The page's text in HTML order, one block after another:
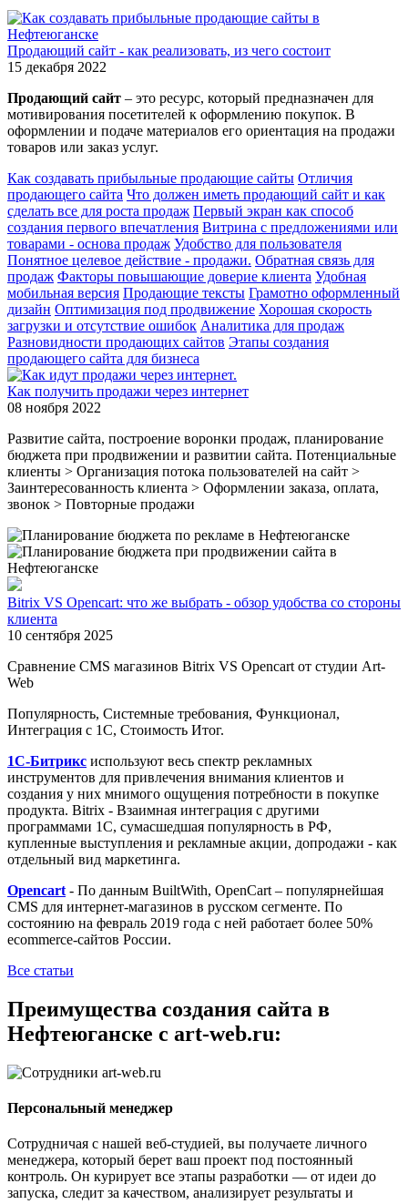
Продающий сайт - как реализовать, из чего состоит
15 декабря 2022
Продающий сайт – это ресурс, который предназначен для
мотивирования посетителей к оформлению покупок. В
оформлении и подаче материалов его ориентация на продажи
товаров или заказ услуг.
Как создавать прибыльные продающие сайты Отличия
продающего сайта Что должен иметь продающий сайт и как
сделать все для роста продаж Первый экран как способ
создания первого впечатления Витрина с предложениями или
товарами - основа продаж Удобство для пользователя
Понятное целевое действие - продажи. Обратная связь для
продаж Факторы повышающие доверие клиента Удобная
мобильная версия Продающие тексты Грамотно оформленный
дизайн Оптимизация под продвижение Хорошая скорость
загрузки и отсутствие ошибок Аналитика для продаж
Разновидности продающих сайтов Этапы создания
продающего сайта для бизнеса
Как получить продажи через интернет
08 ноября 2022
Развитие сайта, построение воронки продаж, планирование
бюджета при продвижении и развитии сайта. Потенциальные
клиенты > Организация потока пользователей на сайт >
Заинтересованность клиента > Оформлении заказа, оплата,
звонок > Повторные продажи
Bitrix VS Opencart: что же выбрать - обзор удобства со стороны
клиента
10 сентября 2025
Сравнение CMS магазинов Bitrix VS Opencart от студии Art-
Web
Популярность, Системные требования, Функционал,
Интеграция с 1С, Стоимость Итог.
1С-Битрикс используют весь спектр рекламных
инструментов для привлечения внимания клиентов и
создания у них мнимого ощущения потребности в покупке
продукта. Bitrix - Взаимная интеграция с другими
программами 1С, сумасшедшая популярность в РФ,
купленные выступления и рекламные акции, допродажи - как
отдельный вид маркетинга.
Opencart - По данным BuiltWith, OpenCart – популярнейшая
CMS для интернет-магазинов в русском сегменте. По
состоянию на февраль 2019 года с ней работает более 50%
ecommerce-сайтов России.
Все статьи
Преимущества создания сайта в
Нефтеюганске с art-web.ru:
Персональный менеджер
Сотрудничая с нашей веб-студией, вы получаете личного
менеджера, который берет ваш проект под постоянный
контроль. Он курирует все этапы разработки — от идеи до
запуска, следит за качеством, анализирует результаты и